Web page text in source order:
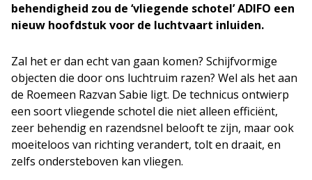
behendigheid zou de ‘vliegende schotel’ ADIFO een
nieuw hoofdstuk voor de luchtvaart inluiden.
Zal het er dan echt van gaan komen? Schijfvormige
objecten die door ons luchtruim razen? Wel als het aan
de Roemeen Razvan Sabie ligt. De technicus ontwierp
een soort vliegende schotel die niet alleen efficiënt,
zeer behendig en razendsnel belooft te zijn, maar ook
moeiteloos van richting verandert, tolt en draait, en
zelfs ondersteboven kan vliegen.